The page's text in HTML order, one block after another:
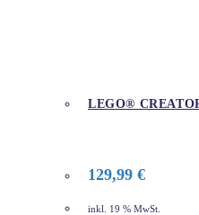
LEGO®
129,99 €
inkl. 19 % MwSt.